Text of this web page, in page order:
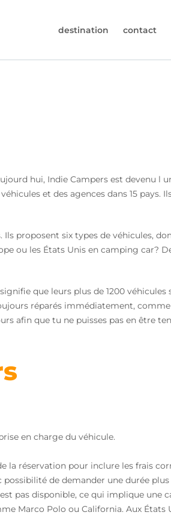
mail.
destination contact
hui, Indie Campers est devenu l
et des agences dans 15 pays.
proposent six types de véhicules,
ou les États Unis en camping car?
que leurs plus de 1200
réparés immédiatement,
afin que tu ne puisses pas en être
en charge du véhicule.
la réservation pour inclure les frais
de demander une durée
pas disponible, ce qui implique une
Marco Polo ou California. Aux États